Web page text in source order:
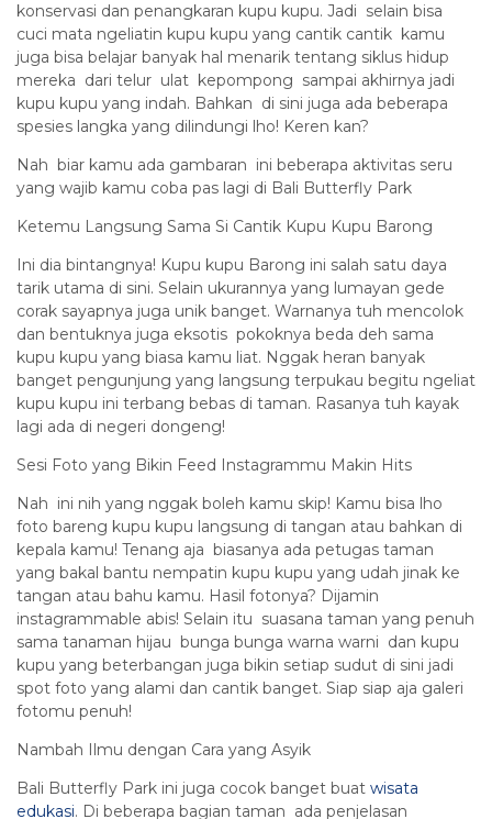
konservasi dan penangkaran kupu kupu. Jadi selain bisa
cuci mata ngeliatin kupu kupu yang cantik cantik kamu
juga bisa belajar banyak hal menarik tentang siklus hidup
mereka dari telur ulat kepompong sampai akhirnya jadi
kupu kupu yang indah. Bahkan di sini juga ada beberapa
spesies langka yang dilindungi lho! Keren kan?
Nah biar kamu ada gambaran ini beberapa aktivitas seru
yang wajib kamu coba pas lagi di Bali Butterfly Park
Ketemu Langsung Sama Si Cantik Kupu Kupu Barong
Ini dia bintangnya! Kupu kupu Barong ini salah satu daya
tarik utama di sini. Selain ukurannya yang lumayan gede
corak sayapnya juga unik banget. Warnanya tuh mencolok
dan bentuknya juga eksotis pokoknya beda deh sama
kupu kupu yang biasa kamu liat. Nggak heran banyak
banget pengunjung yang langsung terpukau begitu ngeliat
kupu kupu ini terbang bebas di taman. Rasanya tuh kayak
lagi ada di negeri dongeng!
Sesi Foto yang Bikin Feed Instagrammu Makin Hits
Nah ini nih yang nggak boleh kamu skip! Kamu bisa lho
foto bareng kupu kupu langsung di tangan atau bahkan di
kepala kamu! Tenang aja biasanya ada petugas taman
yang bakal bantu nempatin kupu kupu yang udah jinak ke
tangan atau bahu kamu. Hasil fotonya? Dijamin
instagrammable abis! Selain itu suasana taman yang penuh
sama tanaman hijau bunga bunga warna warni dan kupu
kupu yang beterbangan juga bikin setiap sudut di sini jadi
spot foto yang alami dan cantik banget. Siap siap aja galeri
fotomu penuh!
Nambah Ilmu dengan Cara yang Asyik
Bali Butterfly Park ini juga cocok banget buat wisata
edukasi. Di beberapa bagian taman ada penjelasan